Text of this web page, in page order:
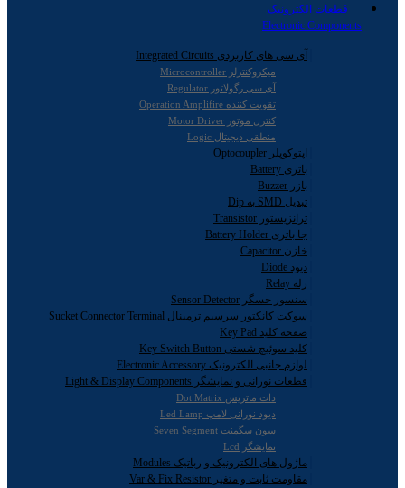
قطعات الکترونیک
Electronic Components
آی سی های کاربردی Integrated Circuits
میکروکنترلر Microcontroller
آی سی رگولاتور Regulator
تقویت کننده Operation Amplifire
کنترل موتور Motor Driver
منطقی دیجیتال Logic
اپتوکوپلر Optocoupler
باتری Battery
بازر Buzzer
تبدیل SMD به Dip
ترانزیستور Transistor
جا باتری Battery Holder
خازن Capacitor
دیود Diode
رله Relay
سنسور حسگر Sensor Detector
سوکت کانکتور سرسیم ترمینال Sucket Connector Terminal
صفحه کلید Key Pad
کلید سوئیچ شستی Key Switch Button
لوازم جانبی الکترونیک Electronic Accessory
قطعات نورانی و نمایشگر Light & Display Components
دات ماتریس Dot Matrix
دیود نورانی لامپ Led Lamp
سون سگمنت Seven Segment
نمایشگر Lcd
ماژول های الکترونیک و رباتیک Modules
مقاومت ثابت و متغیر Var & Fix Resistor